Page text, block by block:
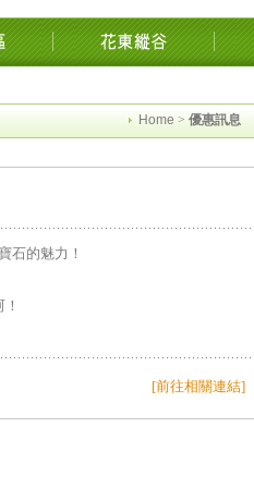
海岸飯店溫泉影音墾丁時光迴徑市集知
Home > 優惠訊息
石的魅力！
[前往相關連結]